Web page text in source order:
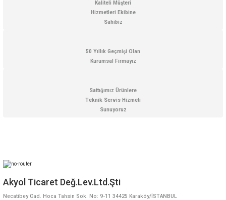
Bu ürüne benzer farklı alternatifler olmalı.
Kaliteli Müşteri
Hizmetleri Ekibine
Sahibiz
50 Yıllık Geçmişi Olan
Kurumsal Firmayız
Sattığımız Ürünlere
Teknik Servis Hizmeti
Sunuyoruz
Akyol Ticaret Değ.Lev.Ltd.Şti
Necatibey Cad. Hoca Tahsin Sok. No: 9-11 34425 Karaköy/İSTANBUL